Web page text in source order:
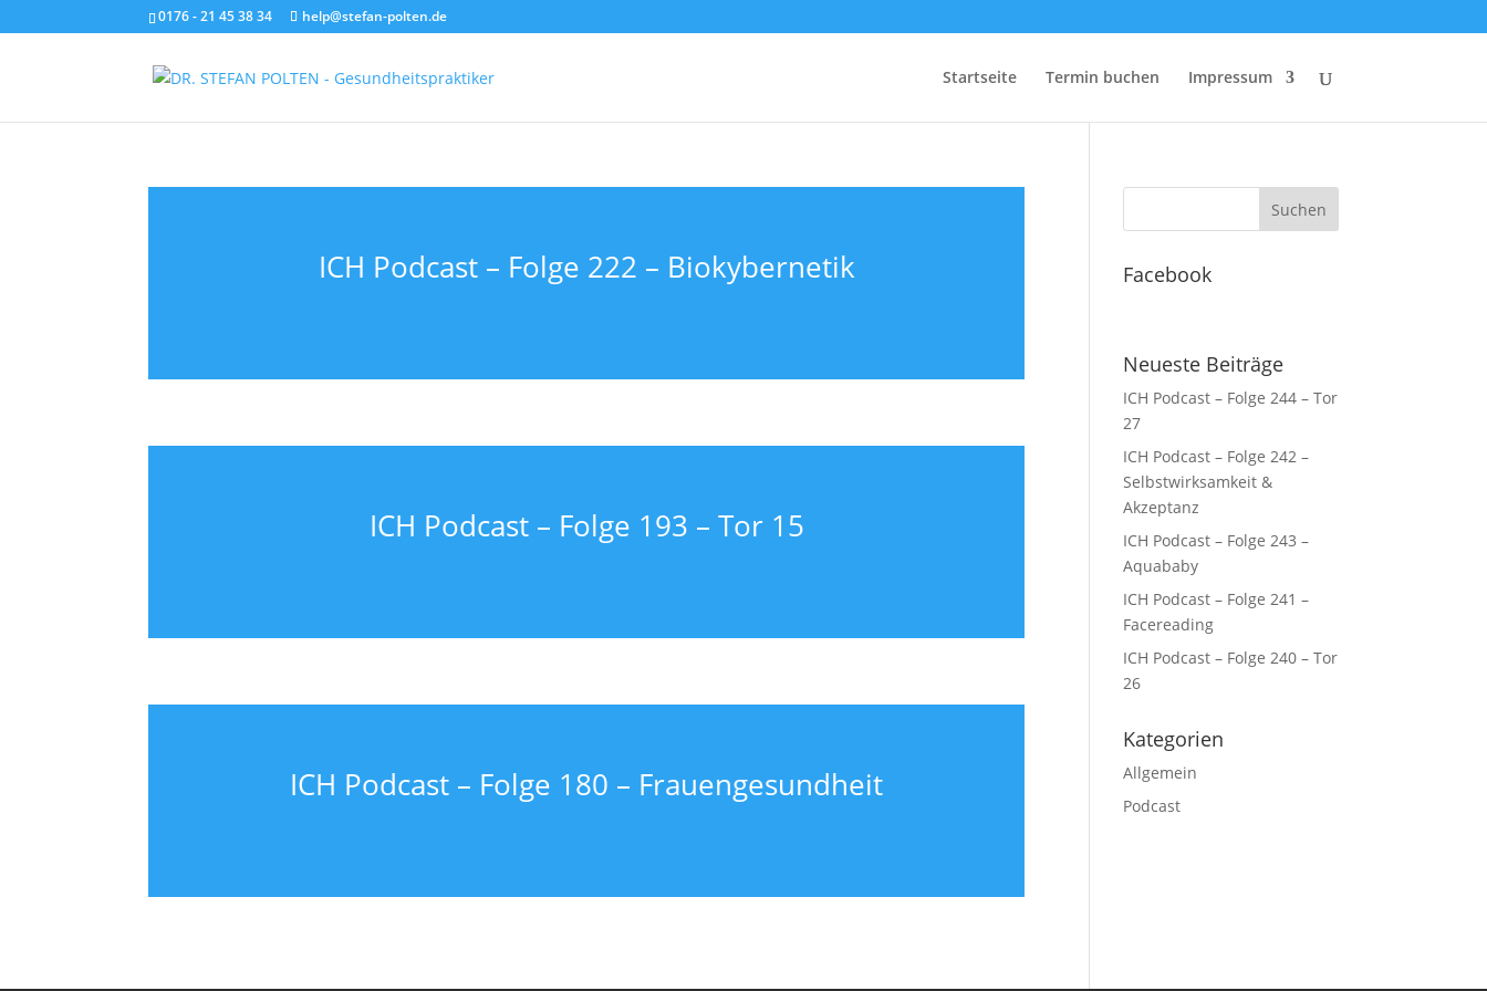
0176 - 21 45 38 34 help@stefan-polten.de
Startseite Termin buchen Impressum
ICH Podcast – Folge 222 – Biokybernetik
ICH Podcast – Folge 193 – Tor 15
ICH Podcast – Folge 180 – Frauengesundheit
Facebook
Neueste Beiträge
ICH Podcast – Folge 244 – Tor
27
ICH Podcast – Folge 242 –
Selbstwirksamkeit &
Akzeptanz
ICH Podcast – Folge 243 –
Aquababy
ICH Podcast – Folge 241 –
Facereading
ICH Podcast – Folge 240 – Tor
26
Kategorien
Allgemein
Podcast